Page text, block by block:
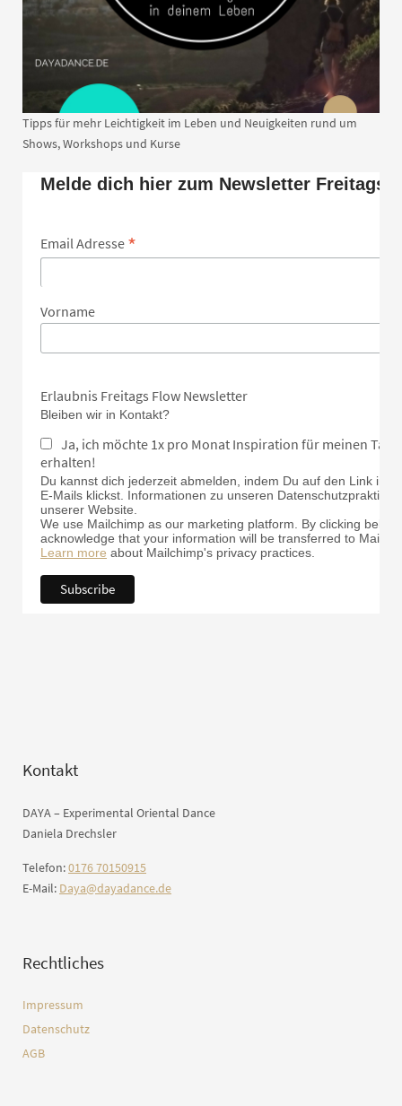
Tipps für mehr Leichtigkeit im Leben und Neuigkeiten rund um
Shows, Workshops und Kurse
Melde dich hier zum Newsletter Freitags
Email Adresse *
Vorname
Erlaubnis Freitags Flow Newsletter
Bleiben wir in Kontakt?
Ja, ich möchte 1x pro Monat Inspiration für meinen
erhalten!
Du kannst dich jederzeit abmelden, indem Du auf den Link in
E-Mails klickst. Informationen zu unseren
unserer Website.
We use Mailchimp as our marketing platform. By clicking
acknowledge that your information will be transferred to
Learn more about Mailchimp's privacy practices.
Kontakt
DAYA – Experimental Oriental Dance
Daniela Drechsler
Telefon:0176 70150915
E-Mail: Daya@dayadance.de
Rechtliches
Impressum
Datenschutz
AGB